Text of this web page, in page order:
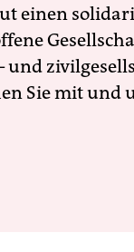
einen
Sie mit und